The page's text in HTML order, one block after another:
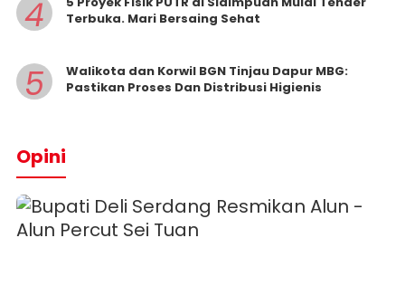
4
Terbuka. Mari Bersaing Sehat
5
Walikota dan Korwil BGN Tinjau Dapur MBG:
Pastikan Proses Dan Distribusi Higienis
Opini